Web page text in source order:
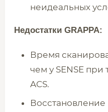
неидеальных
Недостатки GRAPPA:
Время
чем у SENSE при
ACS.